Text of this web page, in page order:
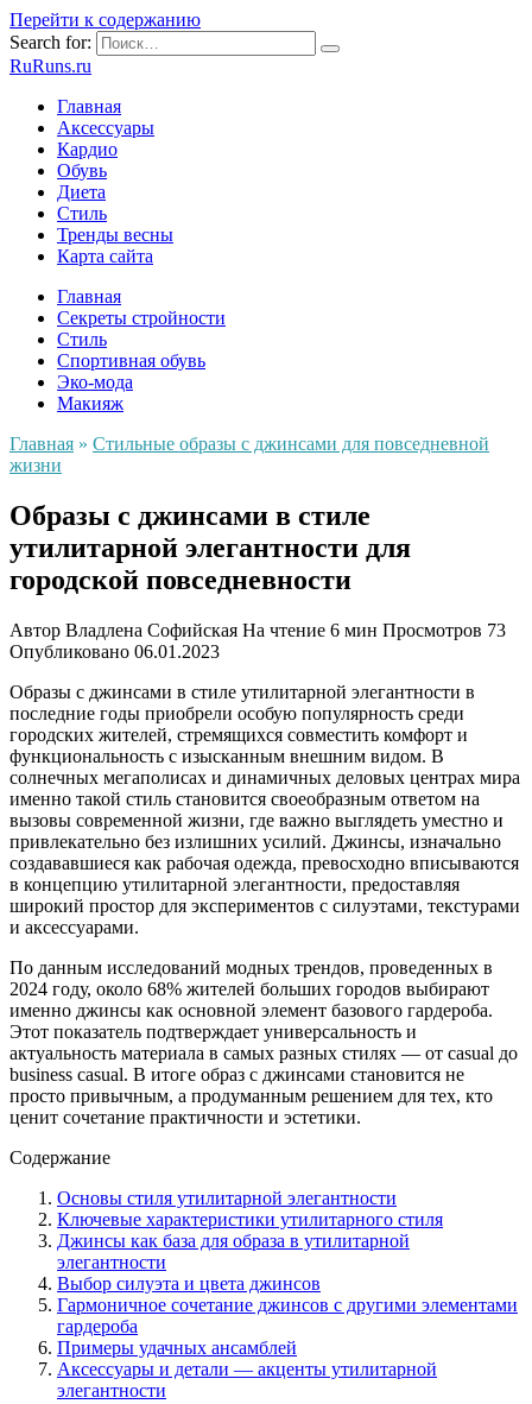
Перейти к содержанию
Search for:
RuRuns.ru
Главная
Аксессуары
Кардио
Обувь
Диета
Стиль
Тренды весны
Карта сайта
Главная
Секреты стройности
Стиль
Спортивная обувь
Эко-мода
Макияж
Главная » Стильные образы с джинсами для повседневной
жизни
Образы с джинсами в стиле
утилитарной элегантности для
городской повседневности
Автор Владлена Софийская На чтение 6 мин Просмотров 73
Опубликовано 06.01.2023
Образы с джинсами в стиле утилитарной элегантности в
последние годы приобрели особую популярность среди
городских жителей, стремящихся совместить комфорт и
функциональность с изысканным внешним видом. В
солнечных мегаполисах и динамичных деловых центрах мира
именно такой стиль становится своеобразным ответом на
вызовы современной жизни, где важно выглядеть уместно и
привлекательно без излишних усилий. Джинсы, изначально
создававшиеся как рабочая одежда, превосходно вписываются
в концепцию утилитарной элегантности, предоставляя
широкий простор для экспериментов с силуэтами, текстурами
и аксессуарами.
По данным исследований модных трендов, проведенных в
2024 году, около 68% жителей больших городов выбирают
именно джинсы как основной элемент базового гардероба.
Этот показатель подтверждает универсальность и
актуальность материала в самых разных стилях — от casual до
business casual. В итоге образ с джинсами становится не
просто привычным, а продуманным решением для тех, кто
ценит сочетание практичности и эстетики.
Содержание
Основы стиля утилитарной элегантности
Ключевые характеристики утилитарного стиля
Джинсы как база для образа в утилитарной
элегантности
Выбор силуэта и цвета джинсов
Гармоничное сочетание джинсов с другими элементами
гардероба
Примеры удачных ансамблей
Аксессуары и детали — акценты утилитарной
элегантности